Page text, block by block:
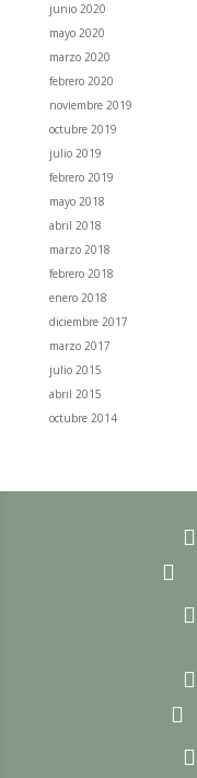
junio 2020
mayo 2020
marzo 2020
febrero 2020
noviembre 2019
octubre 2019
julio 2019
febrero 2019
mayo 2018
abril 2018
marzo 2018
febrero 2018
enero 2018
diciembre 2017
marzo 2017
julio 2015
abril 2015
octubre 2014





